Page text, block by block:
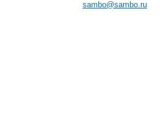
sambo@sambo.ru